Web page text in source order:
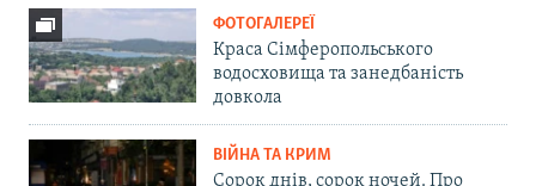
ФОТОГАЛЕРЕЇ
Краса Сімферопольського
водосховища та занедбаність
довкола
ВІЙНА ТА КРИМ
Сорок днів, сорок ночей. Про